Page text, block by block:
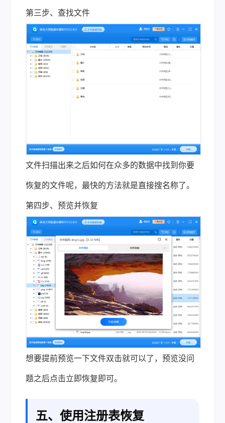
第三步、查找文件
文件扫描出来之后如何在众多的数据中找到你要
恢复的文件呢，最快的方法就是直接搜名称了。
第四步、预览并恢复
想要提前预览一下文件双击就可以了，预览没问
题之后点击立即恢复即可。
五、使用注册表恢复